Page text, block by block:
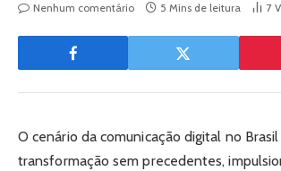
Nenhum comentário 5 Mins de leitura 7
O cenário da comunicação digital no
transformação sem precedentes,